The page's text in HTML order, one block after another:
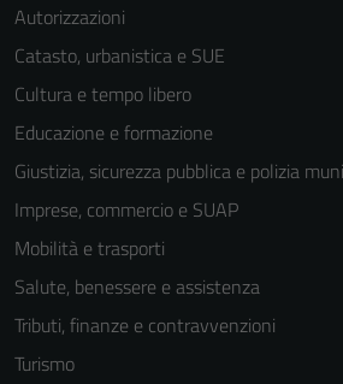
Autorizzazioni
Catasto, urbanistica e SUE
Cultura e tempo libero
Educazione e formazione
Giustizia, sicurezza pubblica e polizia
Imprese, commercio e SUAP
Mobilità e trasporti
Salute, benessere e assistenza
Tributi, finanze e contravvenzioni
Turismo